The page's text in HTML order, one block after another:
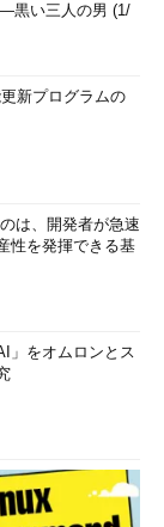
黒い三人の男 (1/
新プログラムの
は、開発者が急速
性を発揮できる基
」をオムロンとス